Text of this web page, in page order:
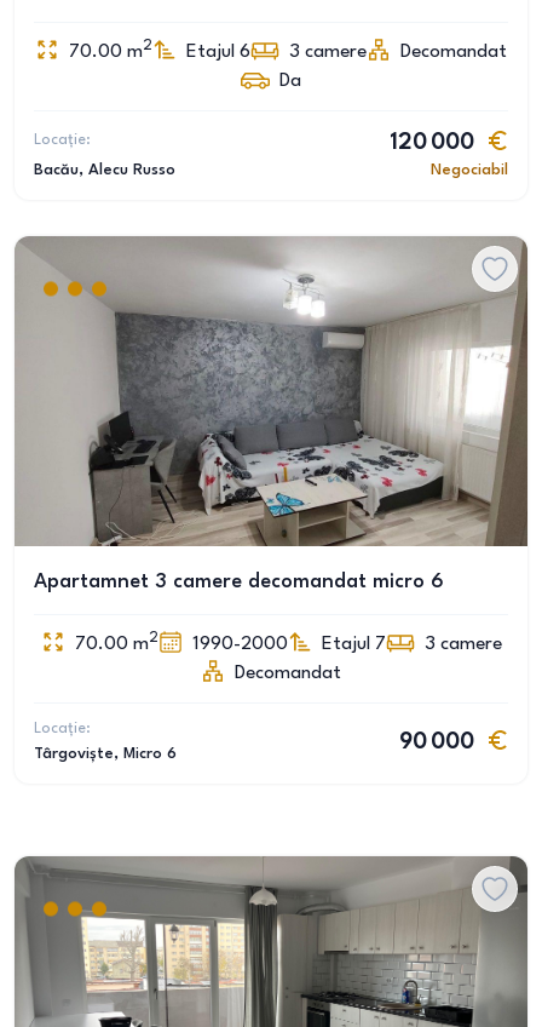
70.00 m2 Etajul 6 3 camere
Decomandat
Da
Locație:
Bacău, Alecu Russo
120 000
Negociabil
Apartamnet 3 camere decomandat micro 6
70.00 m2 1990-2000 Etajul 7 3 camere
Decomandat
Locație:
Târgoviște, Micro 6
90 000